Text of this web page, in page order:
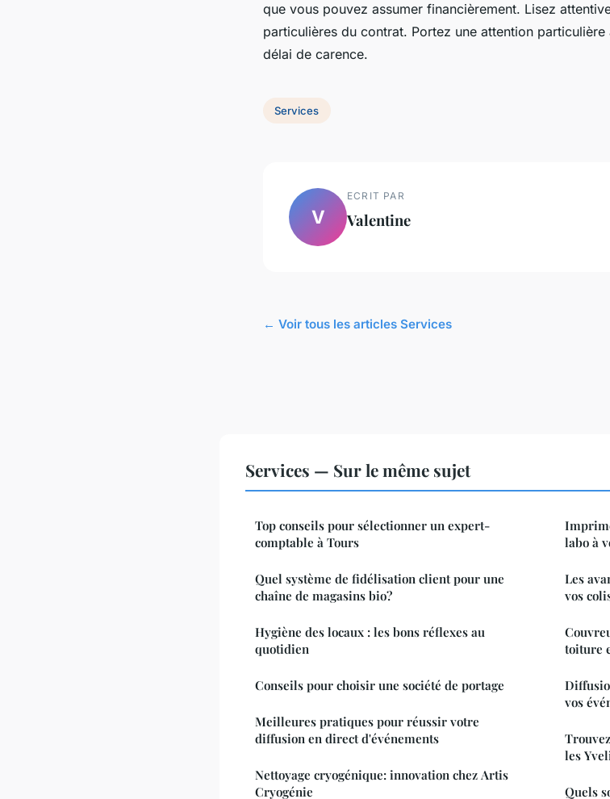
que vous pouvez assumer financièrement. Lisez
particulières du contrat. Portez une attention
délai de carence.
Services
V
ECRIT PAR
Valentine
← Voir tous les articles Services
Services — Sur le même sujet
Top conseils pour sélectionner un expert-
comptable à Tours
Quel système de fidélisation client pour une
chaîne de magasins bio?
Hygiène des locaux : les bons réflexes au
quotidien
Conseils pour choisir une société de portage
Meilleures pratiques pour réussir votre
diffusion en direct d'événements
Nettoyage cryogénique: innovation chez Artis
Cryogénie
labo à
Les
vos
toiture
vos
les
Quels